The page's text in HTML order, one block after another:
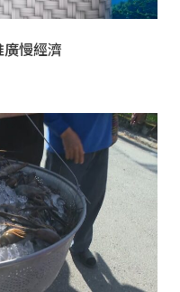
慢經濟